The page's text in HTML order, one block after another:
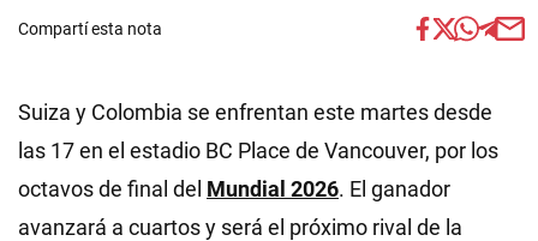
Compartí esta nota
Suiza y Colombia se enfrentan este martes desde
las 17 en el estadio BC Place de Vancouver, por los
octavos de final del Mundial 2026. El ganador
avanzará a cuartos y será el próximo rival de la